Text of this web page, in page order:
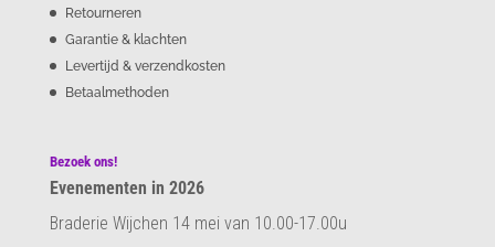
Retourneren
Garantie & klachten
Levertijd & verzendkosten
Betaalmethoden
Bezoek ons!
Evenementen in 2026
Braderie Wijchen 14 mei van 10.00-17.00u